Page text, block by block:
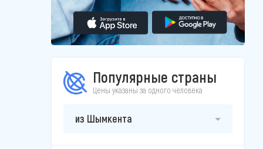
Популярные страны
Цены указаны за одного человека
из Шымкента